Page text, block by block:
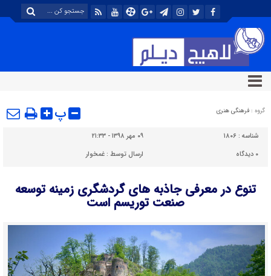
گروه : فرهنگی هنری پ
شناسه : ۱۸۰۶
۰۹ مهر ۱۳۹۸ - ۲۱:۳۳
۰ دیدگاه ارسال توسط :غمخوار
تنوع در معرفی جاذبه های گردشگری زمینه توسعه
صنعت توریسم است